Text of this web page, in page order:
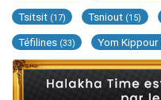
Tsitsit (17) Tsniout (15)
Téfilines (33) Yom Kippour